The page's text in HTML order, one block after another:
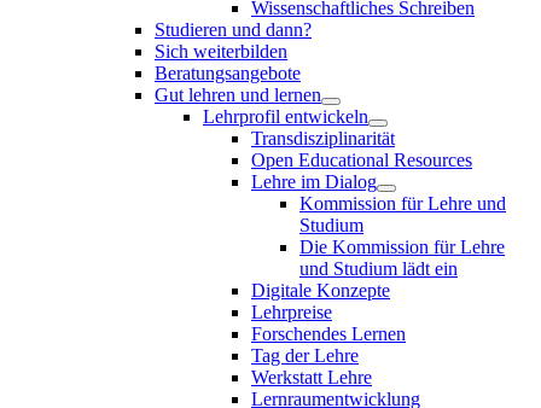
Wissenschaftliches Schreiben
Studieren und dann?
Sich weiterbilden
Beratungsangebote
Gut lehren und lernen
Lehrprofil entwickeln
Transdisziplinarität
Open Educational Resources
Lehre im Dialog
Kommission für Lehre und
Studium
Die Kommission für Lehre
und Studium lädt ein
Digitale Konzepte
Lehrpreise
Forschendes Lernen
Tag der Lehre
Werkstatt Lehre
Lernraumentwicklung